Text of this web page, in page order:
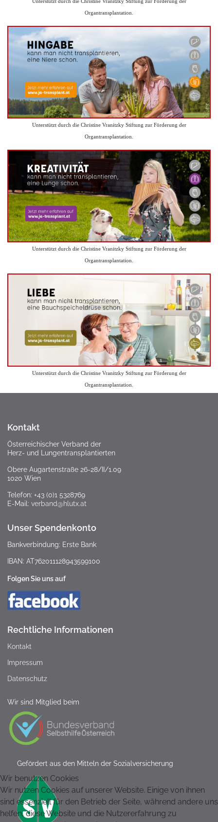
Unterstützt durch die Christine Vranitzky Stiftung zur Förderung der
Organtransplantation.
Unterstützt durch die Christine Vranitzky Stiftung zur Förderung der
Organtransplantation.
Unterstützt durch die Christine Vranitzky Stiftung zur Förderung der
Organtransplantation.
Unterstützt durch die Christine Vranitzky Stiftung zur Förderung der
Organtransplantation.
Kontakt
Österreichischer Verband der
Herz- und Lungentransplantierten
Obere Augartenstraße 26-28/II/1.09
1020 Wien
Telefon: +43 (0)1 5328769
E-Mail: verband@hlutx.at
Unser Spendenkonto
Bankverbindung: Erste Bank
IBAN: AT762011128943599100
Folgen Sie uns auf
Rechtliche Informationen
Kontakt
Impressum
Datenschutz
Wir sind Mitglied beim
Gefördert aus den Mitteln der Sozialversicherung
Wir benutzen Cookies
Wir nutzen Cookies auf unserer Website. Einige von ihnen
sind essenziell für den Betrieb der Seite, während andere uns
helfen, diese Website und die Nutzererfahrung zu